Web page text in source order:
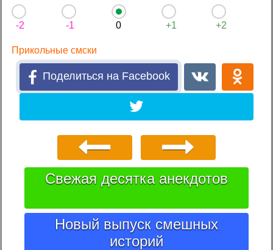
-2 -1 0 +1 +2
Прикольные смски
Поделиться на Facebook
Свежая десятка анекдотов
Новый выпуск смешных
историй